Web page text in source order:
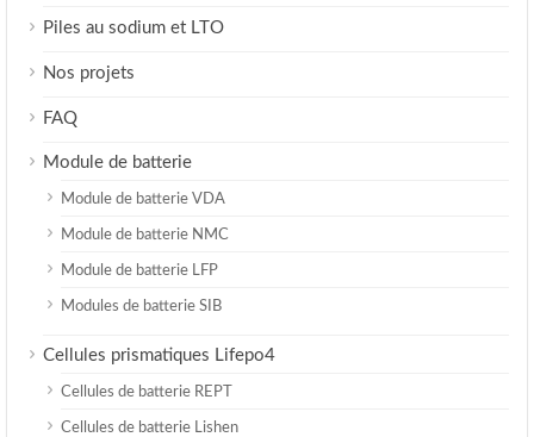
Piles au sodium et LTO
Nos projets
FAQ
Module de batterie
Module de batterie VDA
Module de batterie NMC
Module de batterie LFP
Modules de batterie SIB
Cellules prismatiques Lifepo4
Cellules de batterie REPT
Cellules de batterie Lishen